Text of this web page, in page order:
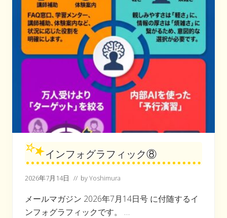
インフォグラフィック⑧
2026年7月14日 // byYoshimura
メールマガジン 2026年7月14日号 に付随するイ
ンフォグラフィックです。 …